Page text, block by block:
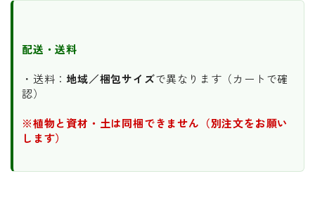
配送・送料
・送料： 地域／梱包サイズで異なります（カートで確
認）
※植物と資材・土は同梱できません（別注文をお願い
します）